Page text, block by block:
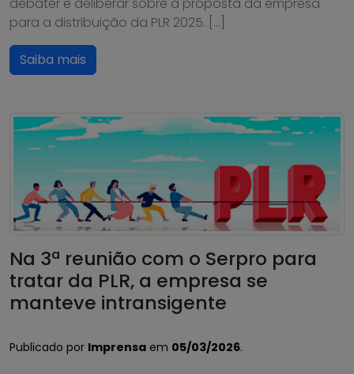
debater e deliberar sobre a proposta da empresa
para a distribuição da PLR 2025. […]
Saiba mais
Na 3ª reunião com o Serpro para
tratar da PLR, a empresa se
manteve intransigente
Publicado por Imprensa em 05/03/2026.